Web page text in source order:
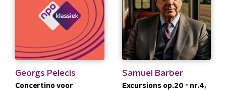
Georgs Pelecis
Concertino voor
Samuel Barber
Excursions op.20 - nr.4,